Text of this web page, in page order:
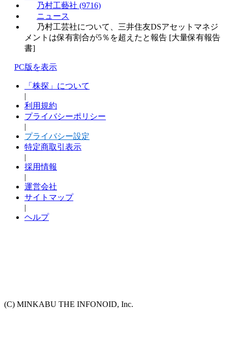
乃村工藝社 (9716)
ニュース
乃村工芸社について、三井住友DSアセットマネジ
メントは保有割合が5％を超えたと報告 [大量保有報告
書]
PC版を表示
「株探」について
|
利用規約
プライバシーポリシー
|
プライバシー設定
特定商取引表示
|
採用情報
|
運営会社
サイトマップ
|
ヘルプ
(C) MINKABU THE INFONOID, Inc.